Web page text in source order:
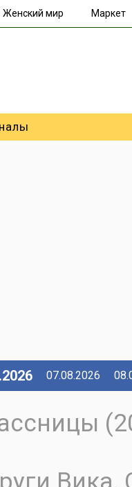
Женский мир Маркет
07.08.2026